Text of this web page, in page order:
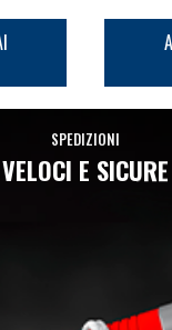
SPEDIZIONI
VELOCI E SICURE